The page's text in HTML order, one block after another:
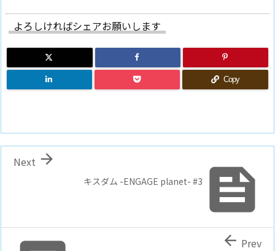
よろしければシェアお願いします
Copy

キスダム -ENGAGE planet- #3

Next
 Prev